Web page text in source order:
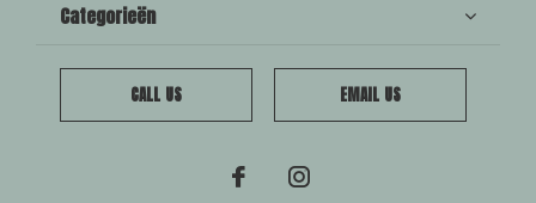
Categorieën
CALL US EMAIL US